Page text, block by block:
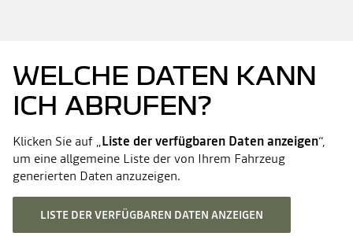
WELCHE DATEN KANN
ICH ABRUFEN?
Klicken Sie auf „Liste der verfügbaren Daten anzeigen“,
um eine allgemeine Liste der von Ihrem Fahrzeug
generierten Daten anzuzeigen.
LISTE DER VERFÜGBAREN DATEN ANZEIGEN